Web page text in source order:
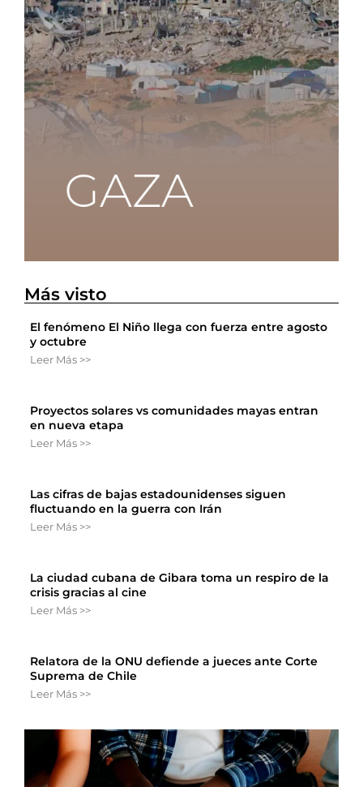
Más visto
El fenómeno El Niño llega con fuerza entre agosto
y octubre
Leer Más >>
Proyectos solares vs comunidades mayas entran
en nueva etapa
Leer Más >>
Las cifras de bajas estadounidenses siguen
fluctuando en la guerra con Irán
Leer Más >>
La ciudad cubana de Gibara toma un respiro de la
crisis gracias al cine
Leer Más >>
Relatora de la ONU defiende a jueces ante Corte
Suprema de Chile
Leer Más >>